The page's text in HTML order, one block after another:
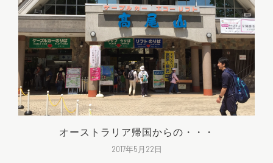
オーストラリア帰国からの・・・
2017年5月22日